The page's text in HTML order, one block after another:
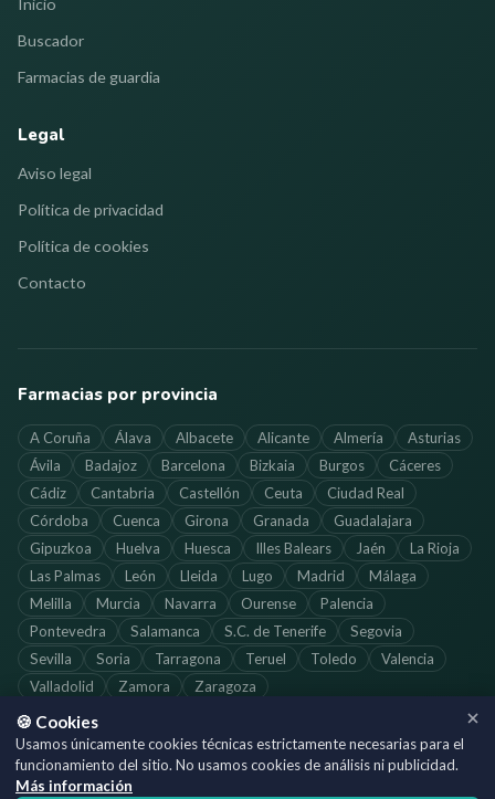
Inicio
Buscador
Farmacias de guardia
Legal
Aviso legal
Política de privacidad
Política de cookies
Contacto
Farmacias por provincia
A Coruña Álava Albacete Alicante Almería
Asturias
Ávila
Badajoz Barcelona Bizkaia Burgos
Cáceres
Cádiz
Cantabria Castellón Ceuta
Ciudad Real
Córdoba
Cuenca Girona Granada
Guadalajara
Gipuzkoa
Huelva Huesca Illes Balears Jaén
La Rioja
Las Palmas
León Lleida Lugo Madrid
Málaga
Melilla
Murcia Navarra Ourense
Palencia
Pontevedra
Salamanca S.C. de Tenerife
Segovia
Sevilla
Soria Tarragona Teruel Toledo
Valencia
Valladolid
Zamora Zaragoza
©2026SoloFarmacias.es — Todos los derechos reservados
Información actualizada. Verifica los horarios directamente con cada
🍪 Cookies
Usamos únicamente cookies técnicas estrictamente necesarias para el
funcionamiento del sitio. No usamos cookies de análisis ni publicidad.
Más información